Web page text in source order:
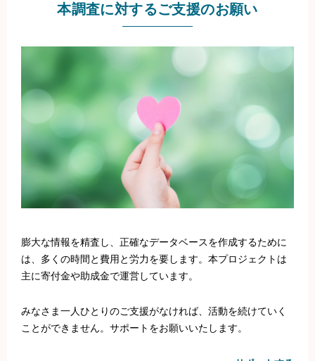
本調査に対するご支援のお願い
膨大な情報を精査し、正確なデータベースを作成するために
は、多くの時間と費用と労力を要します。本プロジェクトは
主に寄付金や助成金で運営しています。
みなさま一人ひとりのご支援がなければ、活動を続けていく
ことができません。サポートをお願いいたします。